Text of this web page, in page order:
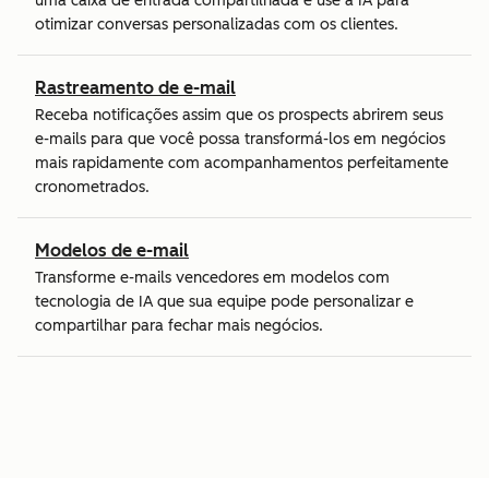
otimizar conversas personalizadas com os clientes.
Rastreamento de e-mail
Receba notificações assim que os prospects abrirem seus
e-mails para que você possa transformá-los em negócios
mais rapidamente com acompanhamentos perfeitamente
cronometrados.
Modelos de e-mail
Transforme e-mails vencedores em modelos com
tecnologia de IA que sua equipe pode personalizar e
compartilhar para fechar mais negócios.